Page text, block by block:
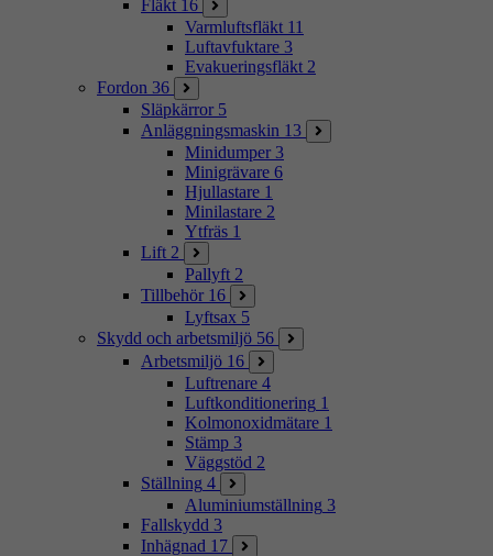
Fläkt 16
Varmluftsfläkt 11
Luftavfuktare 3
Evakueringsfläkt 2
Fordon 36
Släpkärror 5
Anläggningsmaskin 13
Minidumper 3
Minigrävare 6
Hjullastare 1
Minilastare 2
Ytfräs 1
Lift 2
Pallyft 2
Tillbehör 16
Lyftsax 5
Skydd och arbetsmiljö 56
Arbetsmiljö 16
Luftrenare 4
Luftkonditionering 1
Kolmonoxidmätare 1
Stämp 3
Väggstöd 2
Ställning 4
Aluminiumställning 3
Fallskydd 3
Inhägnad 17